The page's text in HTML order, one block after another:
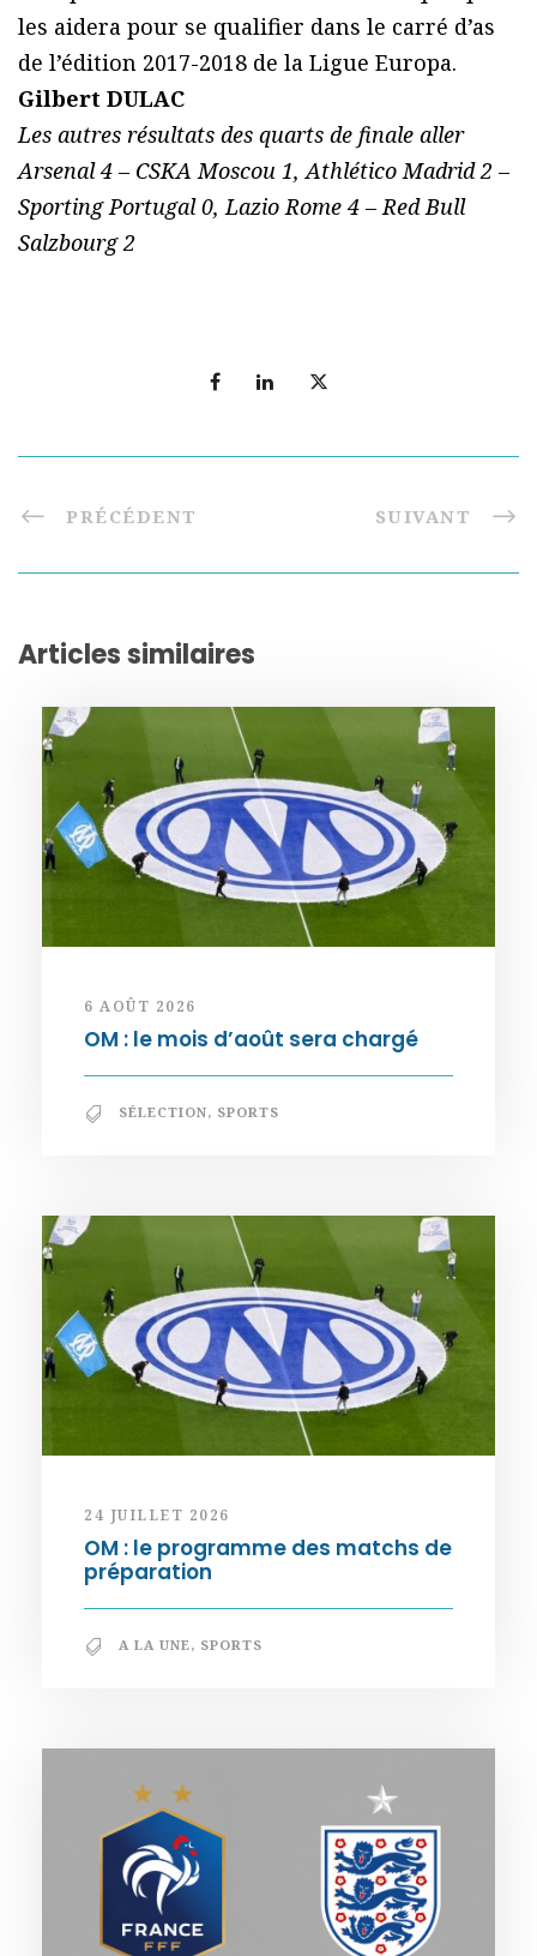
les aidera pour se qualifier dans le carré d’as
de l’édition 2017-2018 de la Ligue Europa.
Gilbert DULAC
Les autres résultats des quarts de finale aller
Arsenal 4 – CSKA Moscou 1, Athlético Madrid 2 –
Sporting Portugal 0, Lazio Rome 4 – Red Bull
Salzbourg 2
PRÉCÉDENT SUIVANT
Articles similaires
6 AOÛT 2026
OM : le mois d’août sera chargé
SÉLECTION, SPORTS
24 JUILLET 2026
OM : le programme des matchs de
préparation
A LA UNE, SPORTS